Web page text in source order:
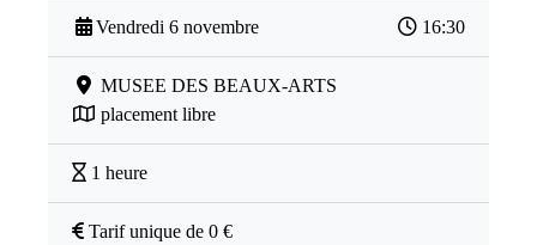
Vendredi 6 novembre 16:30
MUSEE DES BEAUX-ARTS
placement libre
1 heure
Tarif unique de 0 €